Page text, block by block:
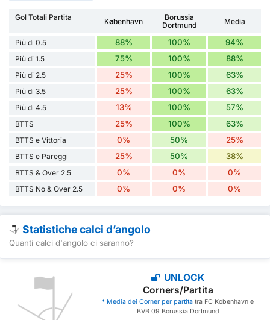
Gol Totali Partita København
Borussia
Dortmund
Media
Più di 0.5 88% 100% 94%
Più di 1.5 75% 100% 88%
Più di 2.5 25% 100% 63%
Più di 3.5 25% 100% 63%
Più di 4.5 13% 100% 57%
BTTS 25% 100% 63%
BTTS e Vittoria 0% 50% 25%
BTTS e Pareggi 25% 50% 38%
BTTS & Over 2.5 0% 0% 0%
BTTS No & Over 2.5 0% 0% 0%
Statistiche calci d’angolo
Quanti calci d'angolo ci saranno?
UNLOCK
Corners/Partita
* Media dei Corner per partita tra FC Kobenhavn e
BVB 09 Borussia Dortmund